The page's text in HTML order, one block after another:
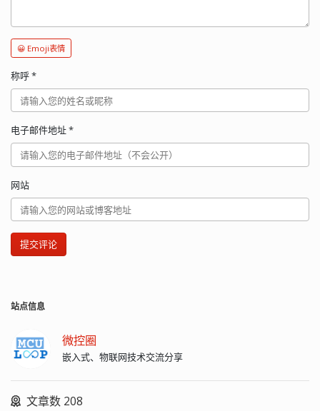
😀 Emoji表情
称呼*
电子邮件地址*
网站
提交评论
站点信息
微控圈
嵌入式、物联网技术交流分享
文章数 208